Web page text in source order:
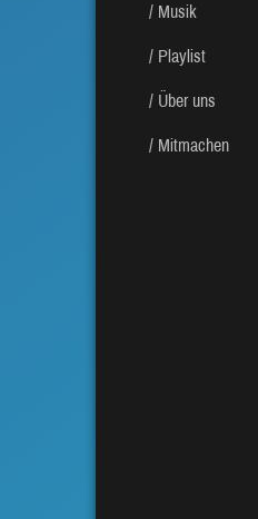
Musik
Playlist
Über uns
Mitmachen